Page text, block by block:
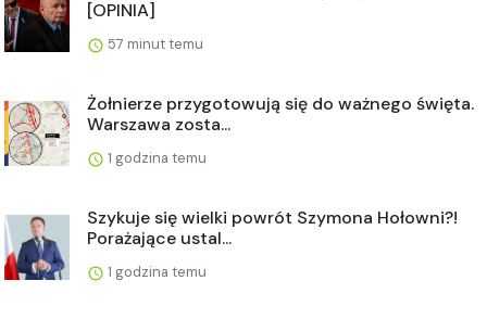
[OPINIA]
57 minut temu
Żołnierze przygotowują się do ważnego święta.
Warszawa zosta...
1 godzina temu
Szykuje się wielki powrót Szymona Hołowni?!
Porażające ustal...
1 godzina temu